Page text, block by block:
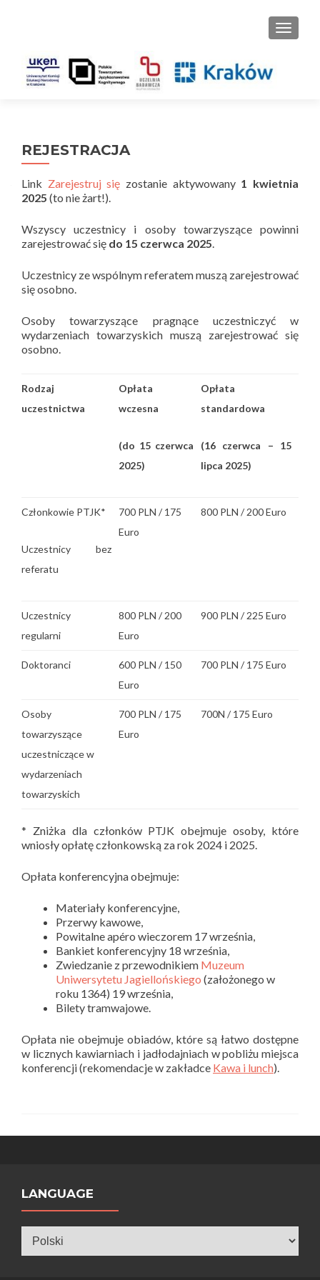
REJESTRACJA
Link Zarejestruj się zostanie aktywowany 1 kwietnia
2025 (to nie żart!).
Wszyscy uczestnicy i osoby towarzyszące powinni
zarejestrować się do 15 czerwca 2025.
Uczestnicy ze wspólnym referatem muszą zarejestrować
się osobno.
Osoby towarzyszące pragnące uczestniczyć w
wydarzeniach towarzyskich muszą zarejestrować się
osobno.
Rodzaj
uczestnictwa
Opłata
wczesna
(do 15 czerwca
2025)
Opłata
standardowa
(16 czerwca – 15
lipca 2025)
Członkowie PTJK*
Uczestnicy bez
referatu
700 PLN / 175
Euro
800 PLN / 200 Euro
Uczestnicy
regularni
800 PLN / 200
Euro
900 PLN / 225 Euro
Doktoranci
600 PLN / 150
Euro
700 PLN / 175 Euro
Osoby
towarzyszące
uczestniczące w
wydarzeniach
towarzyskich
700 PLN / 175
Euro
700N / 175 Euro
* Zniżka dla członków PTJK obejmuje osoby, które
wniosły opłatę członkowską za rok 2024 i 2025.
Opłata konferencyjna obejmuje:
Materiały konferencyjne,
Przerwy kawowe,
Powitalne apéro wieczorem 17 września,
Bankiet konferencyjny 18 września,
Zwiedzanie z przewodnikiem Muzeum
Uniwersytetu Jagiellońskiego (założonego w
roku 1364) 19 września,
Bilety tramwajowe.
Opłata nie obejmuje obiadów, które są łatwo dostępne
w licznych kawiarniach i jadłodajniach w pobliżu miejsca
konferencji (rekomendacje w zakładce Kawa i lunch).
LANGUAGE